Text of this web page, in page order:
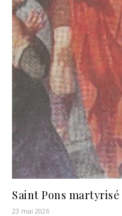
Saint Pons
23 mai 2026